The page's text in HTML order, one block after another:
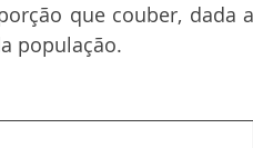
que couber, dada a
população.